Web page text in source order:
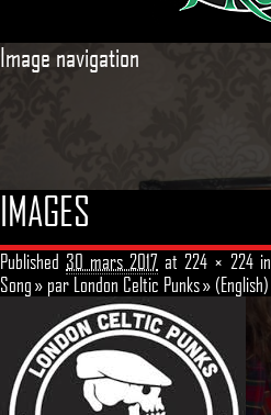
Image navigation
IMAGES
Published 30 mars 2017 at 224 × 224in
Song » par London Celtic Punks » (English)